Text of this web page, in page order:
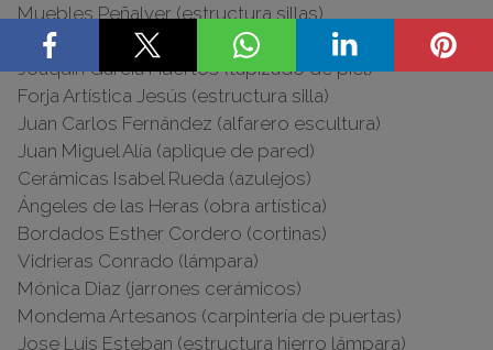
Muebles Peñalver (estructura sillas)
Tapicerías Ilarcuris (sofá)
Joaquín García Huertos (tapizado de piel)
Forja Artística Jesús (estructura silla)
Juan Carlos Fernández (alfarero escultura)
Juan Miguel Alía (aplique de pared)
Cerámicas Isabel Rueda (azulejos)
Ángeles de las Heras (obra artística)
Bordados Esther Cordero (cortinas)
Vidrieras Conrado (lámpara)
Mónica Diaz (jarrones cerámicos)
Mondema Artesanos (carpintería de puertas)
Jose Luis Esteban (estructura hierro lámpara)